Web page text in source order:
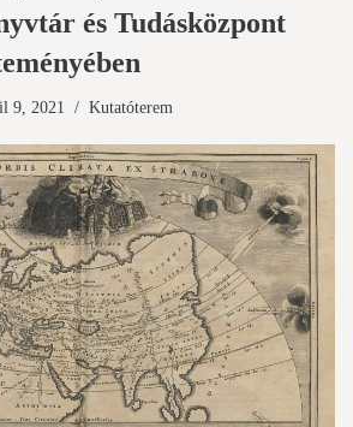
és Tudásközpont
9, 2021 Kutatóterem